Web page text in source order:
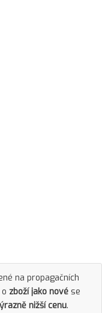
na propagačních
zboží jako nové se
nižší cenu.